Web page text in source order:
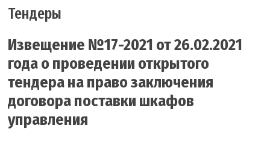
Тендеры
Извещение №17-2021 от 26.02.2021
года о проведении открытого
тендера на право заключения
договора поставки шкафов
управления